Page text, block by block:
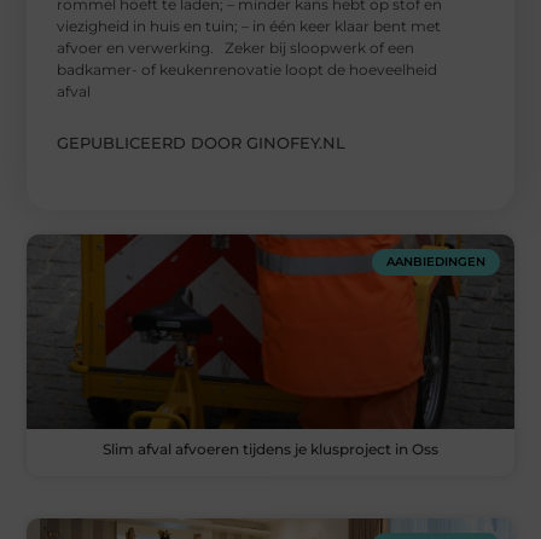
rommel hoeft te laden; – minder kans hebt op stof en
viezigheid in huis en tuin; – in één keer klaar bent met
afvoer en verwerking. Zeker bij sloopwerk of een
badkamer- of keukenrenovatie loopt de hoeveelheid
afval
GEPUBLICEERD DOOR GINOFEY.NL
AANBIEDINGEN
Slim afval afvoeren tijdens je klusproject in Oss